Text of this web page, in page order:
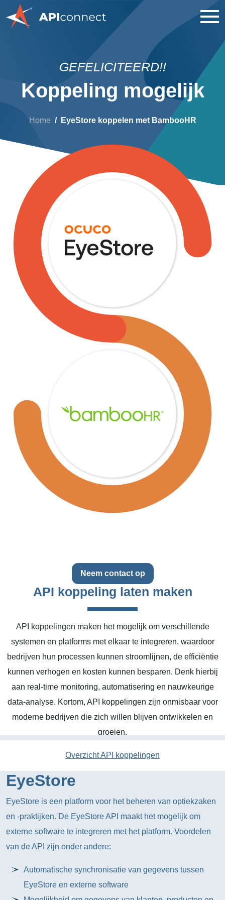
GEFELICITEERD!!
Koppeling mogelijk
Home EyeStore koppelen met BambooHR
Neem contact op
API koppeling laten maken
API koppelingen maken het mogelijk om verschillende
systemen en platforms met elkaar te integreren, waardoor
bedrijven hun processen kunnen stroomlijnen, de efficiëntie
kunnen verhogen en kosten kunnen besparen. Denk hierbij
aan real-time monitoring, automatisering en nauwkeurige
data-analyse. Kortom, API koppelingen zijn onmisbaar voor
moderne bedrijven die zich willen blijven ontwikkelen en
groeien.
Overzicht API koppelingen
EyeStore
EyeStore is een platform voor het beheren van optiekzaken
en -praktijken. De EyeStore API maakt het mogelijk om
externe software te integreren met het platform. Voordelen
van de API zijn onder andere:
Automatische synchronisatie van gegevens tussen
EyeStore en externe software